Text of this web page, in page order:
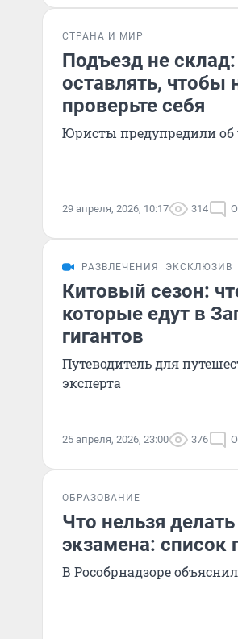
СТРАНА И МИР
Подъезд не
оставлять, чтобы
проверьте себя
Юристы предупредили
29 апреля, 2026, 10:17 314
РАЗВЛЕЧЕНИЯ ЭКСКЛЮЗИВ
Китовый сезон:
которые едут в
гигантов
Путеводитель для
эксперта
25 апреля, 2026, 23:00 376
ОБРАЗОВАНИЕ
Что нельзя
экзамена: список
В Рособрнадзоре